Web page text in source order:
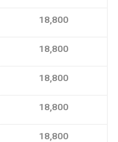
18,800
18,800
18,800
18,800
18,800